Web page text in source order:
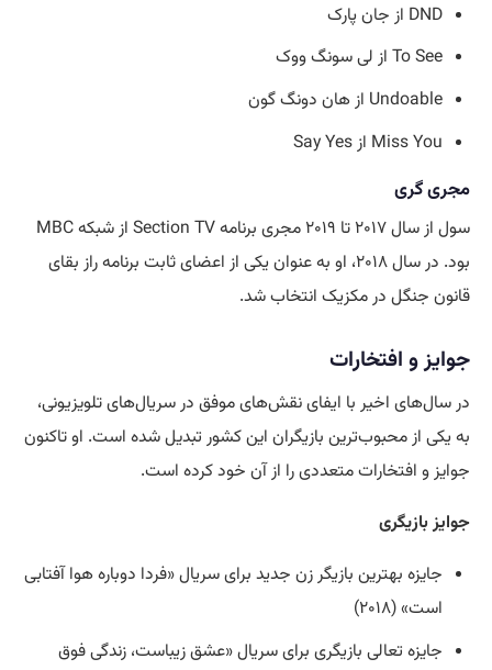
DND از جان پارک
To See از لی سونگ ووک
Undoable از هان دونگ گون
Miss You از Say Yes
مجری‌ گری
سول از سال ۲۰۱۷ تا ۲۰۱۹ مجری برنامه Section TV از شبکه MBC
بود. در سال ۲۰۱۸، او به عنوان یکی از اعضای ثابت برنامه راز بقای
قانون جنگل در مکزیک انتخاب شد.
جوایز و افتخارات
در سال‌های اخیر با ایفای نقش‌های موفق در سریال‌های تلویزیونی،
به یکی از محبوب‌ترین بازیگران این کشور تبدیل شده است. او تاکنون
جوایز و افتخارات متعددی را از آن خود کرده است.
جوایز بازیگری
جایزه بهترین بازیگر زن جدید برای سریال «فردا دوباره هوا آفتابی
است» (۲۰۱۸)
جایزه تعالی بازیگری برای سریال «عشق زیباست، زندگی فوق